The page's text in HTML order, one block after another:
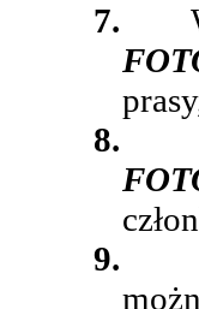
7.
8.
9.